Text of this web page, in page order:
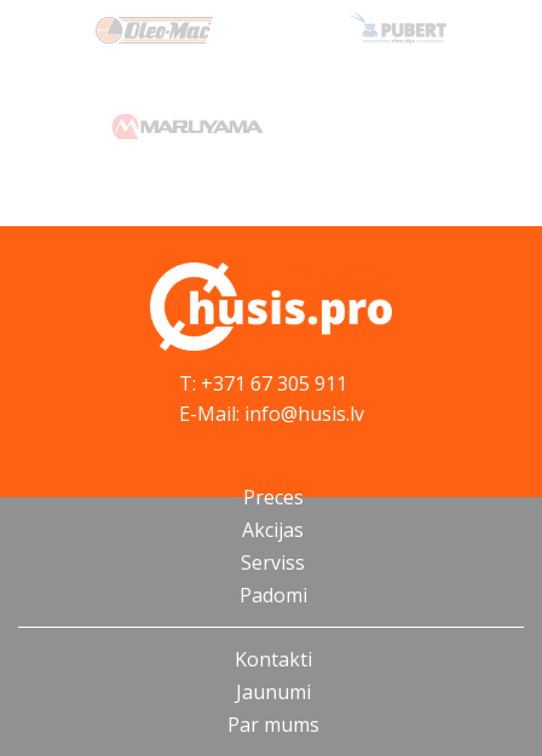
T: +371 67 305 911
E-Mail: info@husis.lv
Preces
Akcijas
Serviss
Padomi
Kontakti
Jaunumi
Par mums